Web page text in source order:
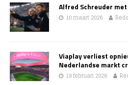
Alfred Schreuder
10 maart 2026
Viaplay verliest
Nederlandse markt
19 februari 2026